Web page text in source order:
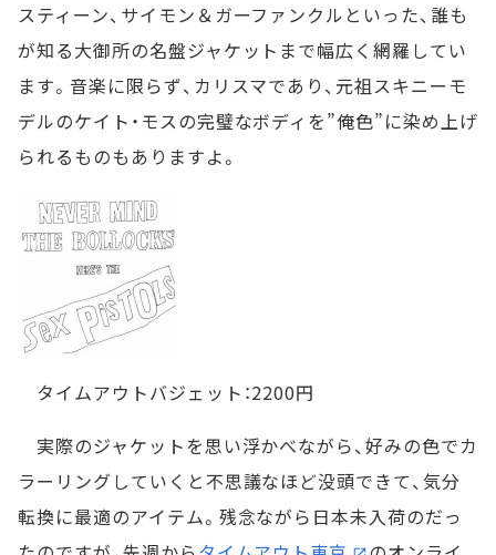
スティーン、サイモン＆ガーファンクルといった、誰も
が知る大御所の名盤ジャケットまで幅広く網羅してい
ます。音楽に限らず、カリスマであり、元祖スキニーモ
デルのケイト・モスの完璧なボディを”俺色”に染め上げ
られるものもありますよ。
タイムアウトバジェット：2200円
実際のジャケットを思い浮かべながら、好みの色でカ
ラーリングしていくと不思議なほど没頭できて、気分
転換に最適のアイテム。残念ながら日本未入荷のだっ